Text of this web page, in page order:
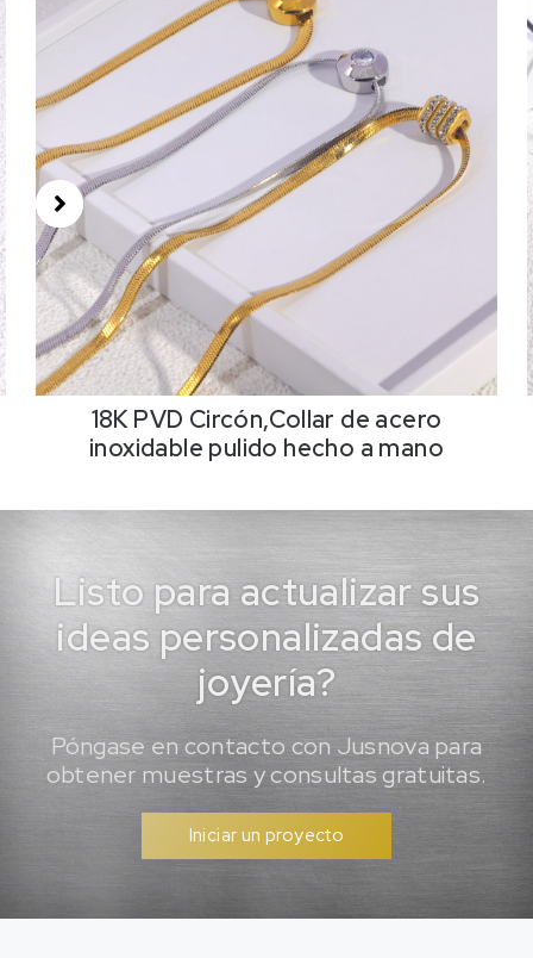
18K PVD Circón,Collar de acero
inoxidable pulido hecho a mano
Listo para actualizar sus
ideas personalizadas de
joyería?
Póngase en contacto con Jusnova para
obtener muestras y consultas gratuitas.
Iniciar un proyecto